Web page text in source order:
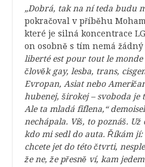
„Dobrá, tak na ní teda budu
pokračoval v příběhu
které je silná koncentrace
on osobně s tím nemá
liberté est pour tout le monde
člověk gay, lesba, trans,
Evropan, Asiat nebo
hubenej, širokej – svoboda je
Ale ta mladá fiflena,“
nechápala. Víš, to poznáš.
kdo mi sedl do auta. Říkám
chcete jet do této čtvrti,
že ne, že přesně ví, kam